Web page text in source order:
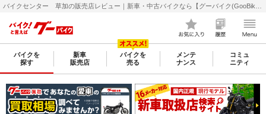
バイクを
探す
新車
販売店
バイクを
売る
メンテ
ナンス
コミュ
ニティ